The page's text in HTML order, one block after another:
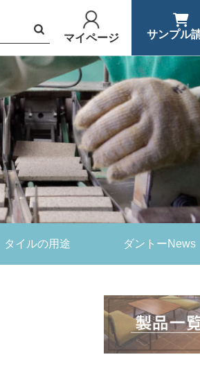
マイページ
サンプル
タイルの用途 ダントーNews